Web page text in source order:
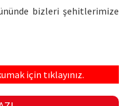
bizleri şehitlerimize
için tıklayınız.